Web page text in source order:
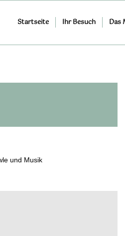
Startseite Ihr Besuch Das
und Musik